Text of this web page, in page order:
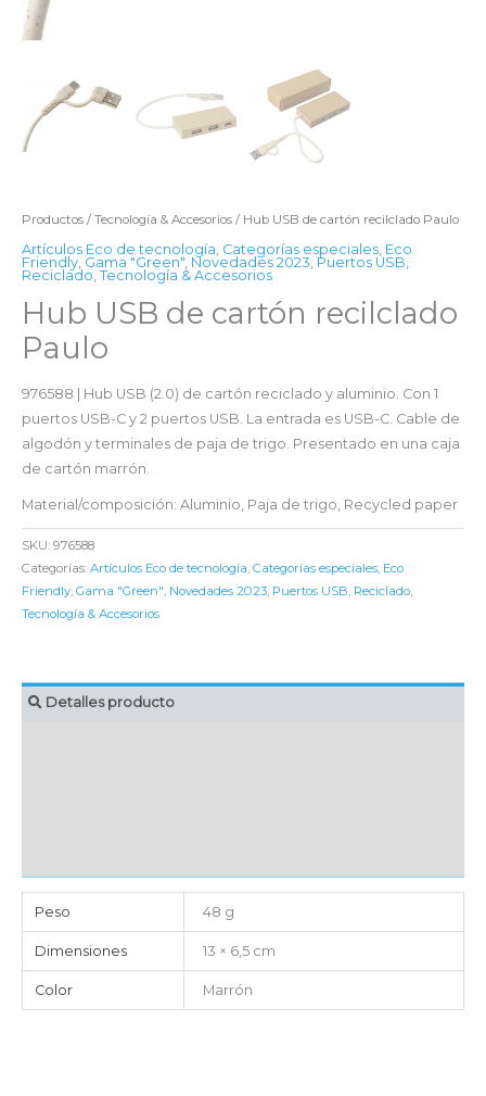
Productos / Tecnología & Accesorios / Hub USB de cartón recilclado Paulo
Artículos Eco de tecnología, Categorías especiales, Eco
Friendly, Gama "Green", Novedades 2023, Puertos USB,
Reciclado, Tecnología & Accesorios
Hub USB de cartón recilclado
Paulo
976588 | Hub USB (2.0) de cartón reciclado y aluminio. Con 1
puertos USB-C y 2 puertos USB. La entrada es USB-C. Cable de
algodón y terminales de paja de trigo. Presentado en una caja
de cartón marrón.
Material/composición: Aluminio, Paja de trigo, Recycled paper
SKU: 976588
Categorías: Artículos Eco de tecnología, Categorías especiales, Eco
Friendly, Gama "Green", Novedades 2023, Puertos USB, Reciclado,
Tecnología & Accesorios
Detalles producto
Peso 48 g
Dimensiones 13 × 6,5 cm
Color Marrón